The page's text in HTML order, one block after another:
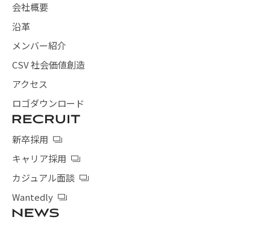
会社概要
沿革
メンバー紹介
CSV 社会価値創造
アクセス
ロゴダウンロード
新卒採用
キャリア採用
カジュアル面談
Wantedly